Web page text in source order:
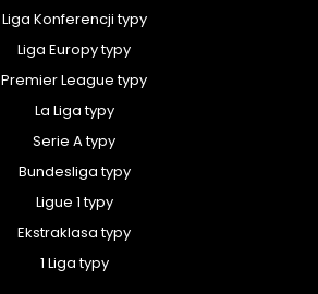
Liga Konferencji typy
Liga Europy typy
Premier League typy
La Liga typy
Serie A typy
Bundesliga typy
Ligue 1 typy
Ekstraklasa typy
1 Liga typy